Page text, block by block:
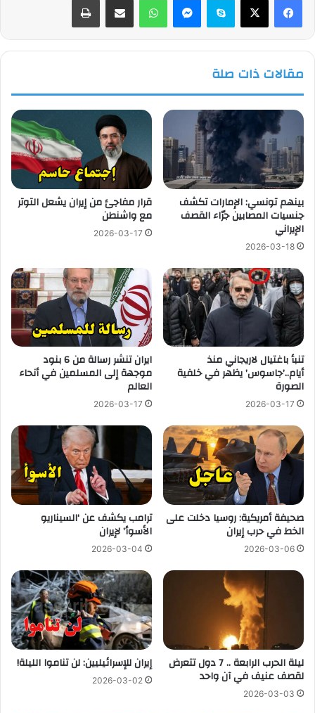
مقالات ذات صلة
بينهم تونسي: الإمارات تكشف
جنسيات المصابين جرّاء القصف
الإيراني
2026-03-18
قرار مفاجئ من إيران يشعل التوتر
مع واشنطن
2026-03-17
تنبأ باغتيال لاريجاني منذ
أيام..’جاسوس’ يظهر في خلفية
الصورة
2026-03-17
ايران تنشر رسالة من 6 بنود
موجهة إلى المسلمين في أنحاء
العالم
2026-03-17
صحيفة أمريكية: روسيا دخلت على
الخط في حرب إيران
2026-03-06
ترامب يكشف عن ‘السيناريو
الأسوأ’ لإيران
2026-03-04
ليلة الحرب الرابعة .. 7 دول تتعرض
لقصف عنيف في آن واحد
2026-03-03
إيران للإسرائيليين: لن تناموا الليلة!
2026-03-02